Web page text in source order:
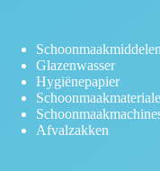
Schoonmaakmiddelen
Glazenwasser
Hygiënepapier
Afvalzakken